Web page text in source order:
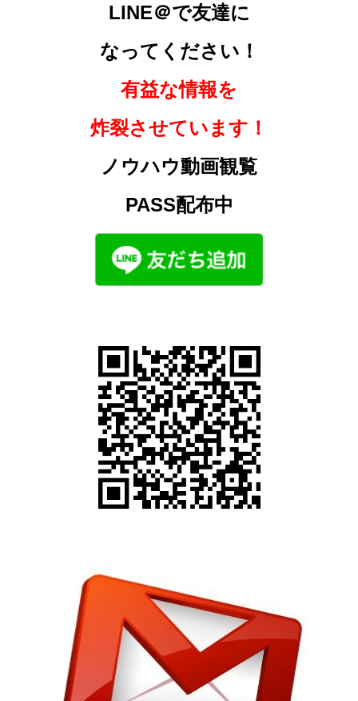
LINE＠で友達に
なってください！
有益な情報を
炸裂させています！
ノウハウ動画観覧
PASS配布中